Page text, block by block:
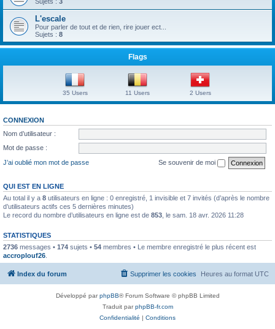
L'escale
Pour parler de tout et de rien, rire jouer ect...
Sujets : 8
Flags
35 Users 11 Users 2 Users
CONNEXION
Nom d’utilisateur :
Mot de passe :
J’ai oublié mon mot de passe
Se souvenir de moi
QUI EST EN LIGNE
Au total il y a 8 utilisateurs en ligne : 0 enregistré, 1 invisible et 7 invités (d’après le nombre
d’utilisateurs actifs ces 5 dernières minutes)
Le record du nombre d’utilisateurs en ligne est de 853 , le sam. 18 avr. 2026 11:28
STATISTIQUES
2736 messages • 174 sujets • 54 membres • Le membre enregistré le plus récent est
accroplouf26
Index du forum Heures au format UTC
Supprimer les cookies
Développé parphpBB® Forum Software © phpBB Limited
Traduit parphpBB-fr.com
Confidentialité | Conditions